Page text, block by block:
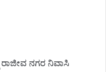
ರಾಜೀವ ನಗರ ನಿವಾಸಿ